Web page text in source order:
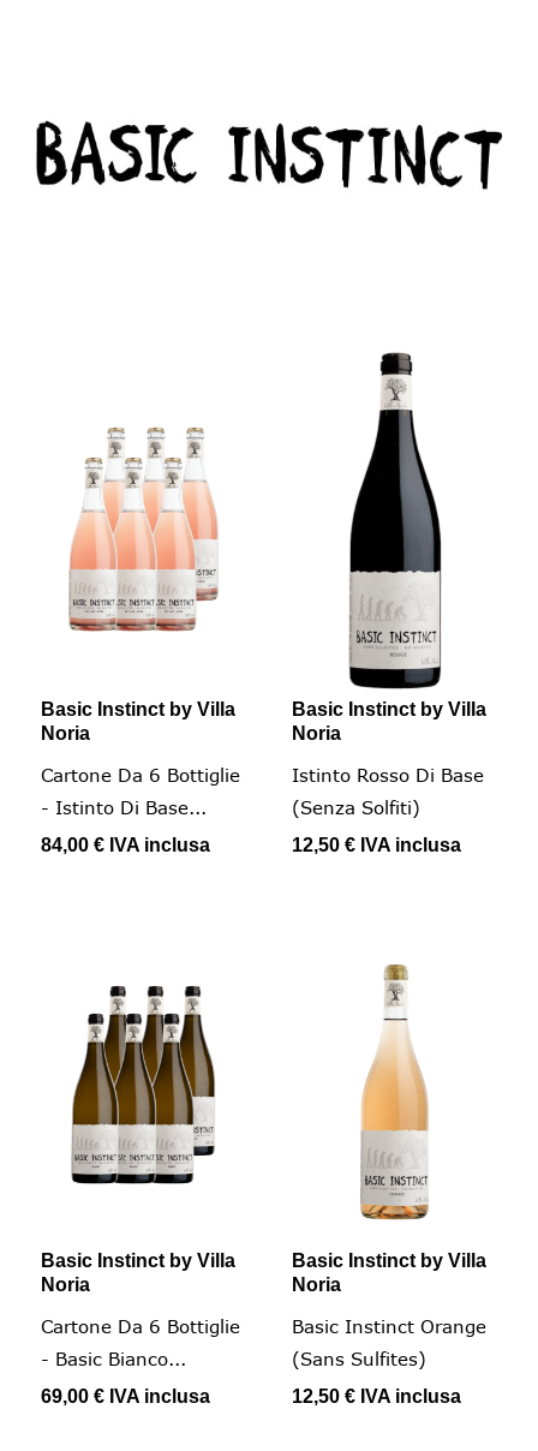
Basic Instinct by Villa
Noria
Cartone Da 6 Bottiglie
- Istinto Di Base...
84,00 € IVA inclusa
Basic Instinct by Villa
Noria
Istinto Rosso Di Base
(senza Solfiti)
12,50 € IVA inclusa
Basic Instinct by Villa
Noria
Cartone Da 6 Bottiglie
- Basic Bianco...
69,00 € IVA inclusa
Basic Instinct by Villa
Noria
Basic Instinct Orange
(sans Sulfites)
12,50 € IVA inclusa